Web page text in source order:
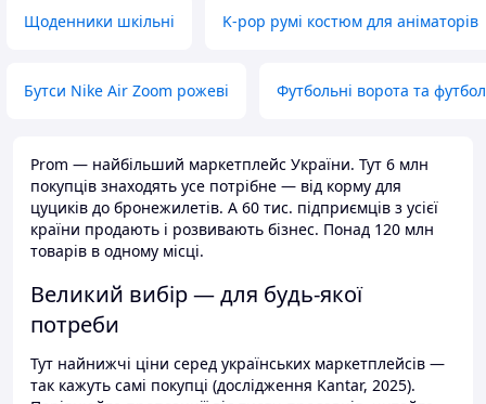
Щоденники шкільні K-pop румі костюм для аніматорів
Бутси Nike Air Zoom рожеві Футбольні ворота та
Prom — найбільший маркетплейс України. Тут 6 млн
покупців знаходять усе потрібне — від корму для
цуциків до бронежилетів. А 60 тис. підприємців з усієї
країни продають і розвивають бізнес. Понад 120 млн
товарів в одному місці.
Великий вибір — для будь-якої
потреби
Тут найнижчі ціни серед українських маркетплейсів —
так кажуть самі покупці (дослідження Kantar, 2025).